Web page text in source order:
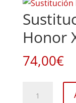
Honor
74,00€